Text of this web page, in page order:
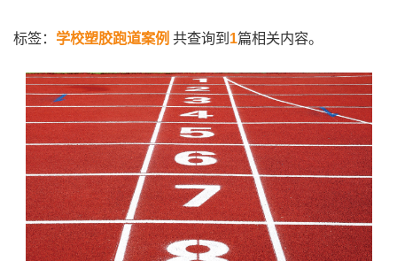
标签： 学校塑胶跑道案例 共查询到 1篇相关内容。